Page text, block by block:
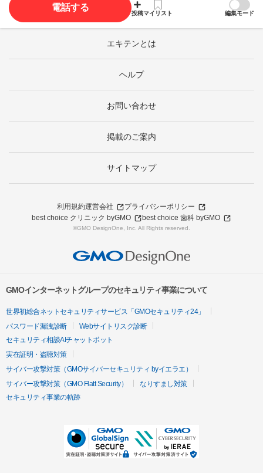
電話する
投稿マイリスト 編集モード
エキテンとは
ヘルプ
お問い合わせ
掲載のご案内
サイトマップ
利用規約運営会社
プライバシーポリシー
best choice クリニック byGMO
best choice 歯科 byGMO
©GMO DesignOne, Inc. All Rights reserved.
GMOインターネットグループのセキュリティ事業について
世界初総合ネットセキュリティサービス「GMOセキュリティ24」
パスワード漏洩診断
Webサイトリスク診断
セキュリティ相談AIチャットボット
実在証明・盗聴対策
サイバー攻撃対策（GMOサイバーセキュリティ byイエラエ）
サイバー攻撃対策（GMO Flatt Security）
なりすまし対策
セキュリティ事業の軌跡